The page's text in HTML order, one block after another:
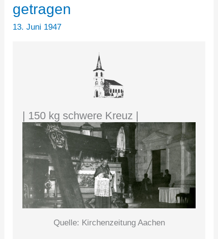
getragen
13. Juni 1947
| 150 kg schwere Kreuz |
Quelle: Kirchenzeitung Aachen